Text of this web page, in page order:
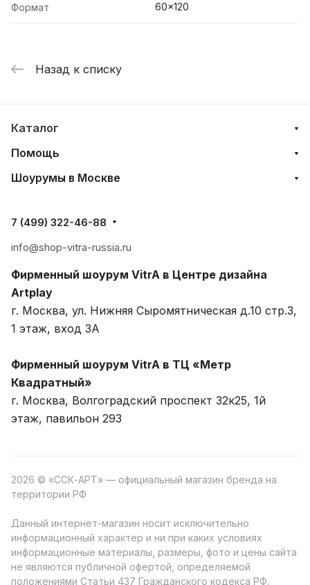
Формат 60x120
Назад к списку
Каталог
Помощь
Шоурумы в Москве
7 (499) 322-46-88
info@shop-vitra-russia.ru
Фирменный шоурум VitrA в Центре дизайна
Artplay
г. Москва, ул. Нижняя Сыромятническая д.10 стр.3,
1 этаж, вход 3A
Фирменный шоурум VitrA в ТЦ «Метр
Квадратный»
г. Москва, Волгоградский проспект 32к25, 1й
этаж, павильон 293
2026 © «ССК-АРТ» — официальный магазин бренда на
территории РФ
Данный интернет-магазин носит исключительно
информационный характер и ни при каких условиях
информационные материалы, размеры, фото и цены сайта
не являются публичной офертой, определяемой
положениями Статьи 437 Гражданского кодекса РФ.